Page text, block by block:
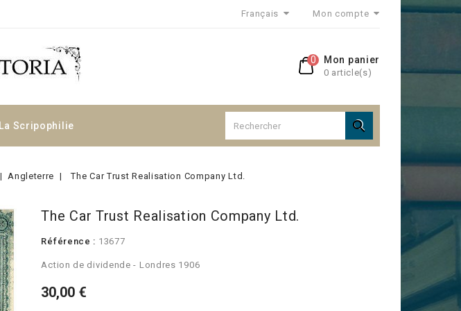
Français Mon compte
Mon panier
0 article(s)
0
La Scripophilie 
Angleterre The Car Trust Realisation Company Ltd.
The Car Trust Realisation Company Ltd.
Référence : 13677
Action de dividende - Londres 1906
30,00 €